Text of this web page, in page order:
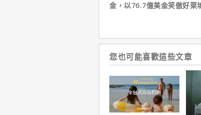
金，以76.7億美金笑傲好萊
您也可能喜歡這些文章